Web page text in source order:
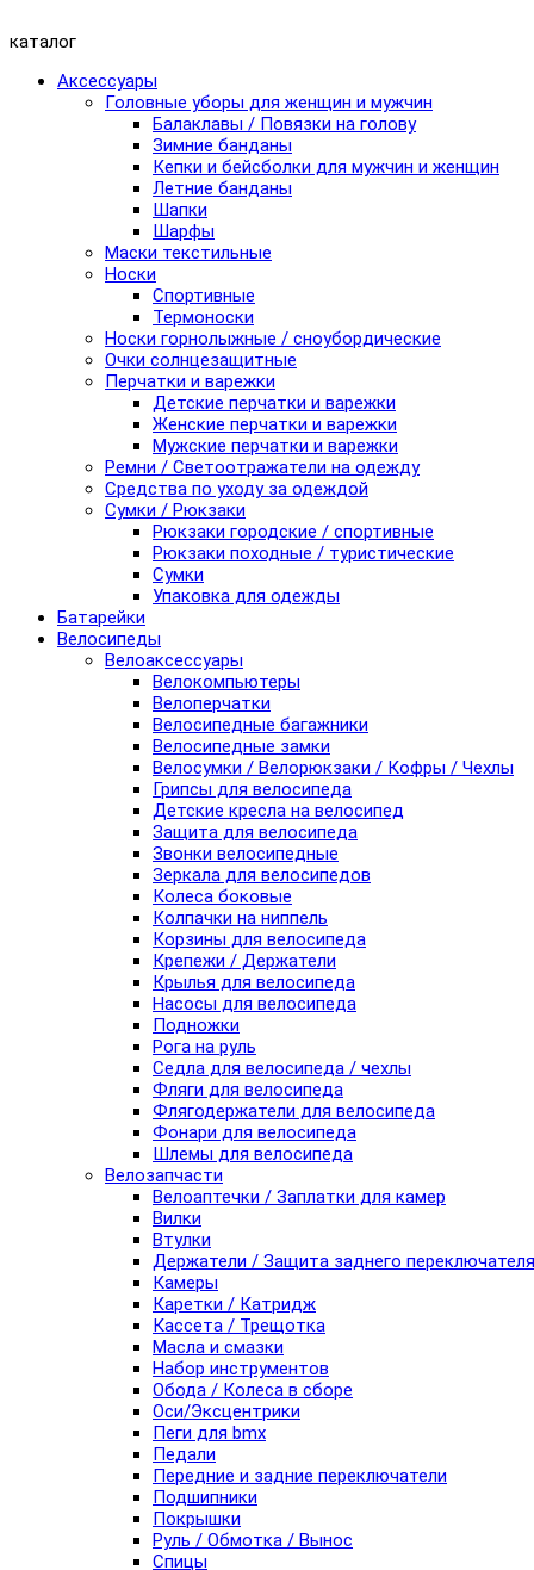
каталог
Аксессуары
Головные уборы для женщин и мужчин
Балаклавы / Повязки на голову
Зимние банданы
Кепки и бейсболки для мужчин и женщин
Летние банданы
Шапки
Шарфы
Маски текстильные
Носки
Спортивные
Термоноски
Носки горнолыжные / сноубордические
Очки солнцезащитные
Перчатки и варежки
Детские перчатки и варежки
Женские перчатки и варежки
Мужские перчатки и варежки
Ремни / Светоотражатели на одежду
Средства по уходу за одеждой
Сумки / Рюкзаки
Рюкзаки городские / спортивные
Рюкзаки походные / туристические
Сумки
Упаковка для одежды
Батарейки
Велосипеды
Велоаксессуары
Велокомпьютеры
Велоперчатки
Велосипедные багажники
Велосипедные замки
Велосумки / Велорюкзаки / Кофры / Чехлы
Грипсы для велосипеда
Детские кресла на велосипед
Защита для велосипеда
Звонки велосипедные
Зеркала для велосипедов
Колеса боковые
Колпачки на ниппель
Корзины для велосипеда
Крепежи / Держатели
Крылья для велосипеда
Насосы для велосипеда
Подножки
Рога на руль
Седла для велосипеда / чехлы
Фляги для велосипеда
Флягодержатели для велосипеда
Фонари для велосипеда
Шлемы для велосипеда
Велозапчасти
Велоаптечки / Заплатки для камер
Вилки
Втулки
Держатели / Защита заднего переключателя
Камеры
Каретки / Катридж
Кассета / Трещотка
Масла и смазки
Набор инструментов
Обода / Колеса в сборе
Оси/Эксцентрики
Пеги для bmx
Педали
Передние и задние переключатели
Подшипники
Покрышки
Руль / Обмотка / Вынос
Спицы